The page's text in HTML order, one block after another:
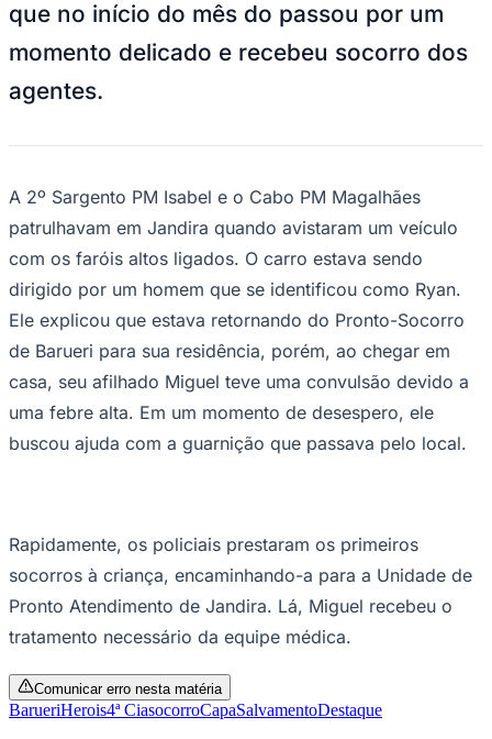
NBA
NFL
Fórmula 1
UFC
Tênis (ATP)
Atletismo
NBB
Competições de Futebol
Brasileirão Série A
Brasileirão Série B
Paulistão
Copa do Brasil
Libertadores
Sul-Americana
Copa América
Premier League
La Liga
Bundesliga
que no início do mês do passou por um
momento delicado e recebeu socorro dos
agentes.
A 2º Sargento PM Isabel e o Cabo PM Magalhães
patrulhavam em Jandira quando avistaram um veículo
com os faróis altos ligados. O carro estava sendo
dirigido por um homem que se identificou como Ryan.
Ele explicou que estava retornando do Pronto-Socorro
de Barueri para sua residência, porém, ao chegar em
casa, seu afilhado Miguel teve uma convulsão devido a
uma febre alta. Em um momento de desespero, ele
buscou ajuda com a guarnição que passava pelo local.
Rapidamente, os policiais prestaram os primeiros
socorros à criança, encaminhando-a para a Unidade de
Pronto Atendimento de Jandira. Lá, Miguel recebeu o
tratamento necessário da equipe médica.
Comunicar erro nesta matéria
BarueriHerois4ª CiasocorroCapaSalvamentoDestaque